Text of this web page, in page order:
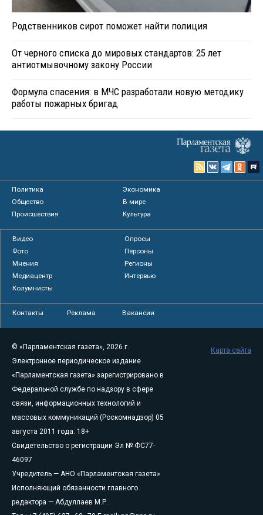
Родственников сирот поможет найти полиция
От черного списка до мировых стандартов: 25 лет
антиотмывочному закону России
Формула спасения: в МЧС разработали новую методику
работы пожарных бригад
Политика
Экономика
Общество
В мире
Происшествия
Культура
Видео
Опросы
Фото
Персоны
Мнения
Регионы
Медиацентр
Интервью
Колумнисты
Контакты Реклама Вакансии
© «Парламентская газета», 2026 г.
Электронное периодическое издание
«Парламентская газета» зарегистрировано в
Федеральной службе по надзору в сфере
связи, информационных технологий и
массовых коммуникаций (Роскомнадзор) 05
августа 2011 года. 18+
Свидетельство о регистрации Эл № ФС77-
46097
Учредитель — АНО «Парламентская газета»
Исполняющий обязанности главного
редактора — Абдуллаев М.Р.
Карта сайта